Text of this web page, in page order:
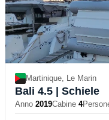
Martinique, Le Marin
Bali 4.5 | Schiele
Anno 2019Cabine 4